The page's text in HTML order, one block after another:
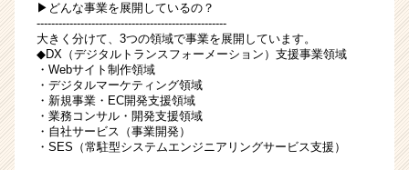
課
題
解
決
を
行
う
|
▶どんな事業を展開しているの？
----------------------------------------------------
大きく分けて、3つの領域で事業を展開しています。
◆DX（デジタルトランスフォーメーション）支援事業領域
・Webサイト制作領域
・デジタルマーケティング領域
・新規事業・EC開発支援領域
・業務コンサル・開発支援領域
・自社サービス（事業開発）
・SES（常駐型システムエンジニアリングサービス支援）